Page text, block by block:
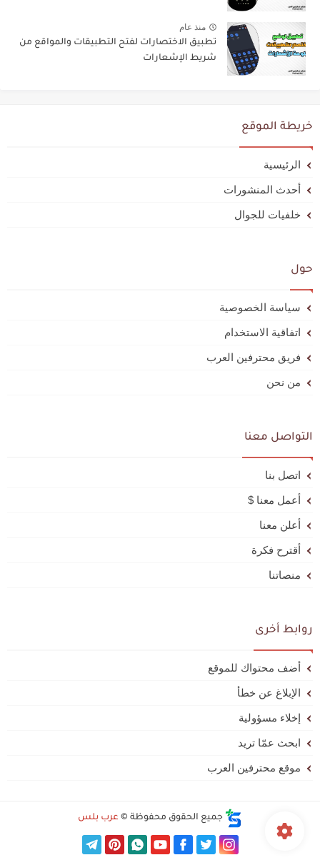
منذ عام
تطبيق الاختصارات لفتح التطبيقات والمواقع من
شريط الإشعارات
خريطة الموقع
الرئيسية
أحدث المنشورات
خلفيات للجوال
حول
سياسة الخصوصية
اتفاقية الاستخدام
فريق محترفين العرب
من نحن
التواصل معنا
اتصل بنا
أعمل معنا $
أعلن معنا
أقترح فكرة
منصاتنا
روابط أخرى
أضف محتواك للموقع
الإبلاغ عن خطأ
إخلاء مسؤولية
ابحث عمّا تريد
موقع محترفين العرب
جميع الحقوق محفوظة © عرب بلس